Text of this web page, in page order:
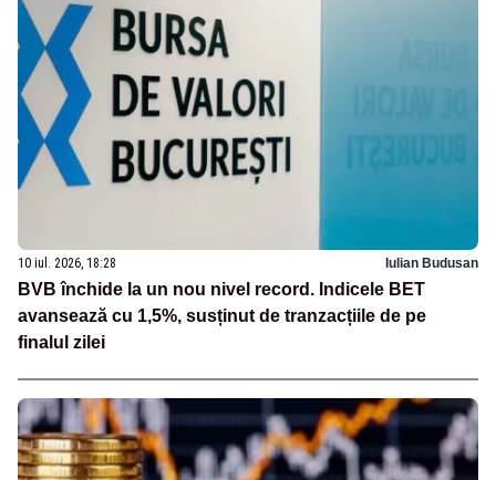
10 iul. 2026, 18:28 Iulian Budusan
BVB închide la un nou nivel record. Indicele BET
avansează cu 1,5%, susținut de tranzacțiile de pe
finalul zilei